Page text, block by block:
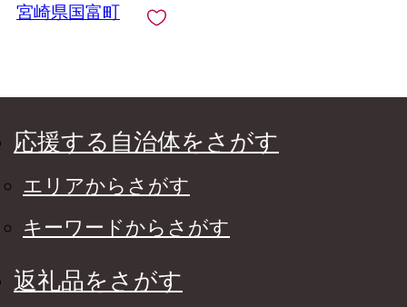
宮崎県国富町
応援する自治体をさがす
エリアからさがす
キーワードからさがす
返礼品をさがす